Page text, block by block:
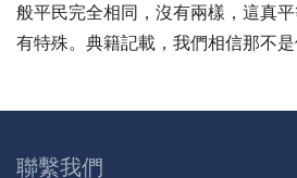
29
念佛的真實利益—念佛的方法-
人心壞了，世界亂了，怎麼辦
般平民完全相同，沒有兩樣，這真
有特殊。典籍記載，我們相信那不是
聯繫我們